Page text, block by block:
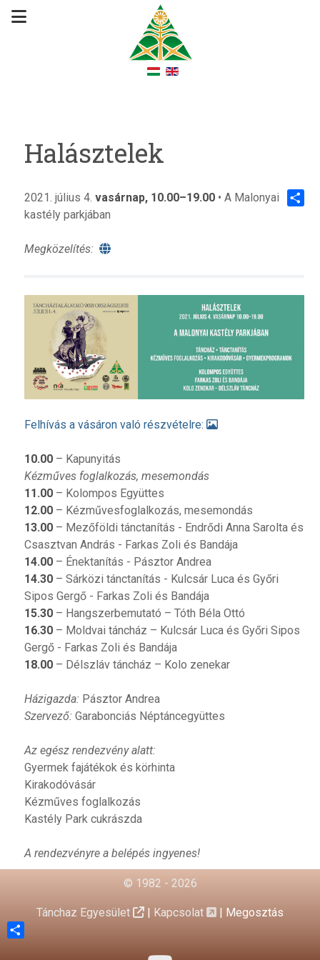
Halásztelek
2021. július 4. vasárnap, 10.00–19.00• A Malonyai
kastély parkjában
Megközelítés:
Felhívás a vásáron való részvételre:
10.00– Kapunyitás
Kézműves foglalkozás, mesemondás
11.00– Kolompos Együttes
12.00– Kézművesfoglalkozás, mesemondás
13.00– Mezőföldi tánctanítás - Endrődi Anna Sarolta és
Csasztvan András - Farkas Zoli és Bandája
14.00– Énektanítás - Pásztor Andrea
14.30– Sárközi tánctanítás - Kulcsár Luca és Győri
Sipos Gergő - Farkas Zoli és Bandája
15.30– Hangszerbemutató – Tóth Béla Ottó
16.30– Moldvai táncház – Kulcsár Luca és Győri Sipos
Gergő - Farkas Zoli és Bandája
18.00– Délszláv táncház – Kolo zenekar
Házigazda: Pásztor Andrea
Szervező: Garabonciás Néptáncegyüttes
Az egész rendezvény alatt:
Gyermek fajátékok és körhinta
Kirakodóvásár
Kézműves foglalkozás
Kastély Park cukrászda
A rendezvényre a belépés ingyenes!
© 1982 - 2026
Tánchaz Egyesület | Kapcsolat | Megosztás